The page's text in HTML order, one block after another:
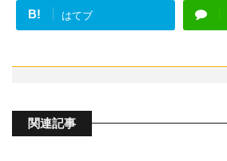
B! はてブ
関連記事